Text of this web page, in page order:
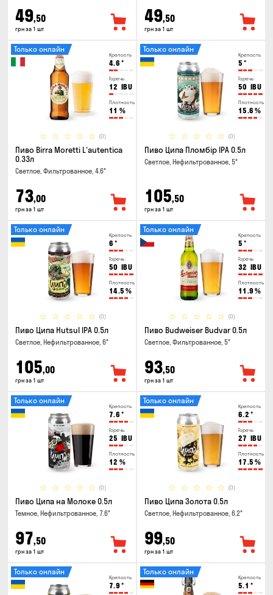
49,50
грн за 1 шт
49,50
грн за 1 шт
Крепость
4.6 °
Горечь
12 IBU
Плотность
11 %
(0)
Только онлайн
Пиво Birra Moretti L'autentica
0.33л
Светлое, Фильтрованное, 4.6°
73,00
грн за 1 шт
Крепость
5 °
Горечь
50 IBU
Плотность
15.6 %
(0)
Только онлайн
Пиво Ципа Пломбір IPA 0.5л
Светлое, Нефильтрованное, 5°
105,50
грн за 1 шт
Крепость
6 °
Горечь
50 IBU
Плотность
14.5 %
(0)
Только онлайн
Пиво Ципа Hutsul IPA 0.5л
Светлое, Нефильтрованное, 6°
105,00
грн за 1 шт
Крепость
5 °
Горечь
32 IBU
Плотность
11.9 %
(0)
Только онлайн
Пиво Budweiser Budvar 0.5л
Светлое, Фильтрованное, 5°
93,50
грн за 1 шт
Крепость
7.6 °
Горечь
25 IBU
Плотность
12 %
(0)
Только онлайн
Пиво Ципа на Молоке 0.5л
Темное, Нефильтрованное, 7.6°
97,50
грн за 1 шт
Крепость
6.2 °
Горечь
27 IBU
Плотность
17.5 %
(0)
Только онлайн
Пиво Ципа Золота 0.5л
Светлое, Нефильтрованное, 6.2°
99,50
грн за 1 шт
Крепость
7.9 °
Только онлайн
Крепость
5.1 °
Только онлайн